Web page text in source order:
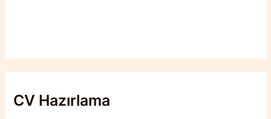
CV Hazırlama